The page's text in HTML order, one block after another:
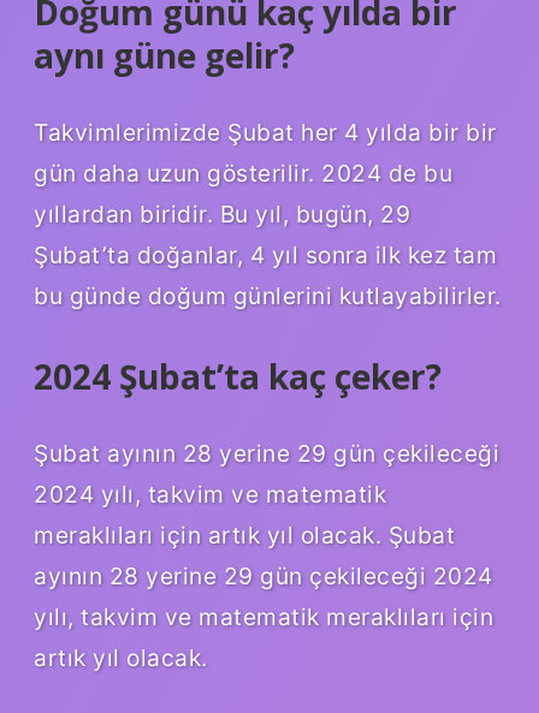
Doğum günü kaç yılda bir
aynı güne gelir?
Takvimlerimizde Şubat her 4 yılda bir bir
gün daha uzun gösterilir. 2024 de bu
yıllardan biridir. Bu yıl, bugün, 29
Şubat’ta doğanlar, 4 yıl sonra ilk kez tam
bu günde doğum günlerini kutlayabilirler.
2024 Şubat’ta kaç çeker?
Şubat ayının 28 yerine 29 gün çekileceği
2024 yılı, takvim ve matematik
meraklıları için artık yıl olacak. Şubat
ayının 28 yerine 29 gün çekileceği 2024
yılı, takvim ve matematik meraklıları için
artık yıl olacak.